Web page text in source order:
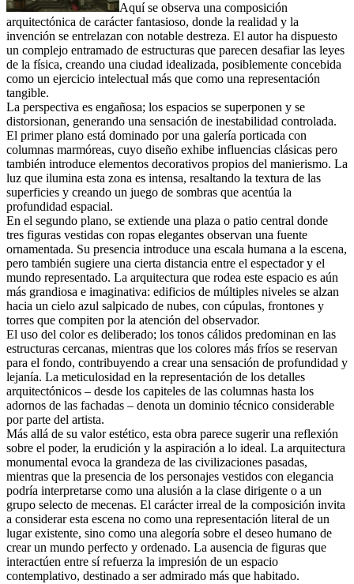
Aquí se observa una composición
arquitectónica de carácter fantasioso, donde la realidad y la
invención se entrelazan con notable destreza. El autor ha dispuesto
un complejo entramado de estructuras que parecen desafiar las leyes
de la física, creando una ciudad idealizada, posiblemente concebida
como un ejercicio intelectual más que como una representación
tangible.
La perspectiva es engañosa; los espacios se superponen y se
distorsionan, generando una sensación de inestabilidad controlada.
El primer plano está dominado por una galería porticada con
columnas marmóreas, cuyo diseño exhibe influencias clásicas pero
también introduce elementos decorativos propios del manierismo. La
luz que ilumina esta zona es intensa, resaltando la textura de las
superficies y creando un juego de sombras que acentúa la
profundidad espacial.
En el segundo plano, se extiende una plaza o patio central donde
tres figuras vestidas con ropas elegantes observan una fuente
ornamentada. Su presencia introduce una escala humana a la escena,
pero también sugiere una cierta distancia entre el espectador y el
mundo representado. La arquitectura que rodea este espacio es aún
más grandiosa e imaginativa: edificios de múltiples niveles se alzan
hacia un cielo azul salpicado de nubes, con cúpulas, frontones y
torres que compiten por la atención del observador.
El uso del color es deliberado; los tonos cálidos predominan en las
estructuras cercanas, mientras que los colores más fríos se reservan
para el fondo, contribuyendo a crear una sensación de profundidad y
lejanía. La meticulosidad en la representación de los detalles
arquitectónicos – desde los capiteles de las columnas hasta los
adornos de las fachadas – denota un dominio técnico considerable
por parte del artista.
Más allá de su valor estético, esta obra parece sugerir una reflexión
sobre el poder, la erudición y la aspiración a lo ideal. La arquitectura
monumental evoca la grandeza de las civilizaciones pasadas,
mientras que la presencia de los personajes vestidos con elegancia
podría interpretarse como una alusión a la clase dirigente o a un
grupo selecto de mecenas. El carácter irreal de la composición invita
a considerar esta escena no como una representación literal de un
lugar existente, sino como una alegoría sobre el deseo humano de
crear un mundo perfecto y ordenado. La ausencia de figuras que
interactúen entre sí refuerza la impresión de un espacio
contemplativo, destinado a ser admirado más que habitado.